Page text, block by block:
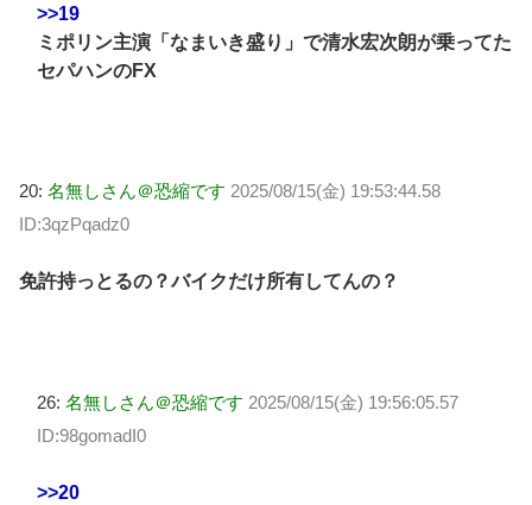
>>19
ミポリン主演「なまいき盛り」で清水宏次朗が乗ってた
セパハンのFX
20: 名無しさん＠恐縮です 2025/08/15(金) 19:53:44.58
ID:3qzPqadz0
免許持っとるの？バイクだけ所有してんの？
26: 名無しさん＠恐縮です 2025/08/15(金) 19:56:05.57
ID:98gomadI0
>>20